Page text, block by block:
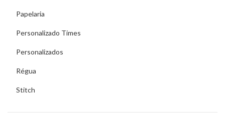
Papelaria
Personalizado Times
Personalizados
Régua
Stitch